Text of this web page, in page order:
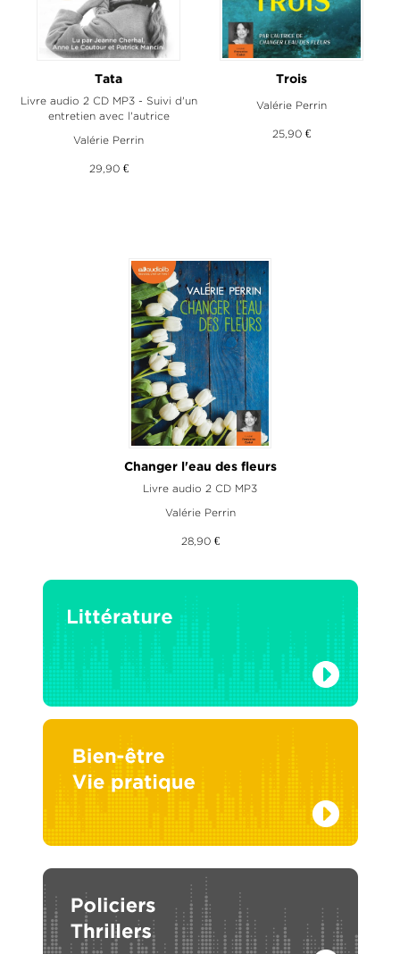
Tata
Livre audio 2 CD MP3 - Suivi d'un
entretien avec l'autrice
Valérie Perrin
29,90 €
Trois
Valérie Perrin
25,90 €
Changer l'eau des fleurs
Livre audio 2 CD MP3
Valérie Perrin
28,90 €